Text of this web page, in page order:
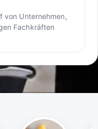
von Unternehmen,
Fachkräften